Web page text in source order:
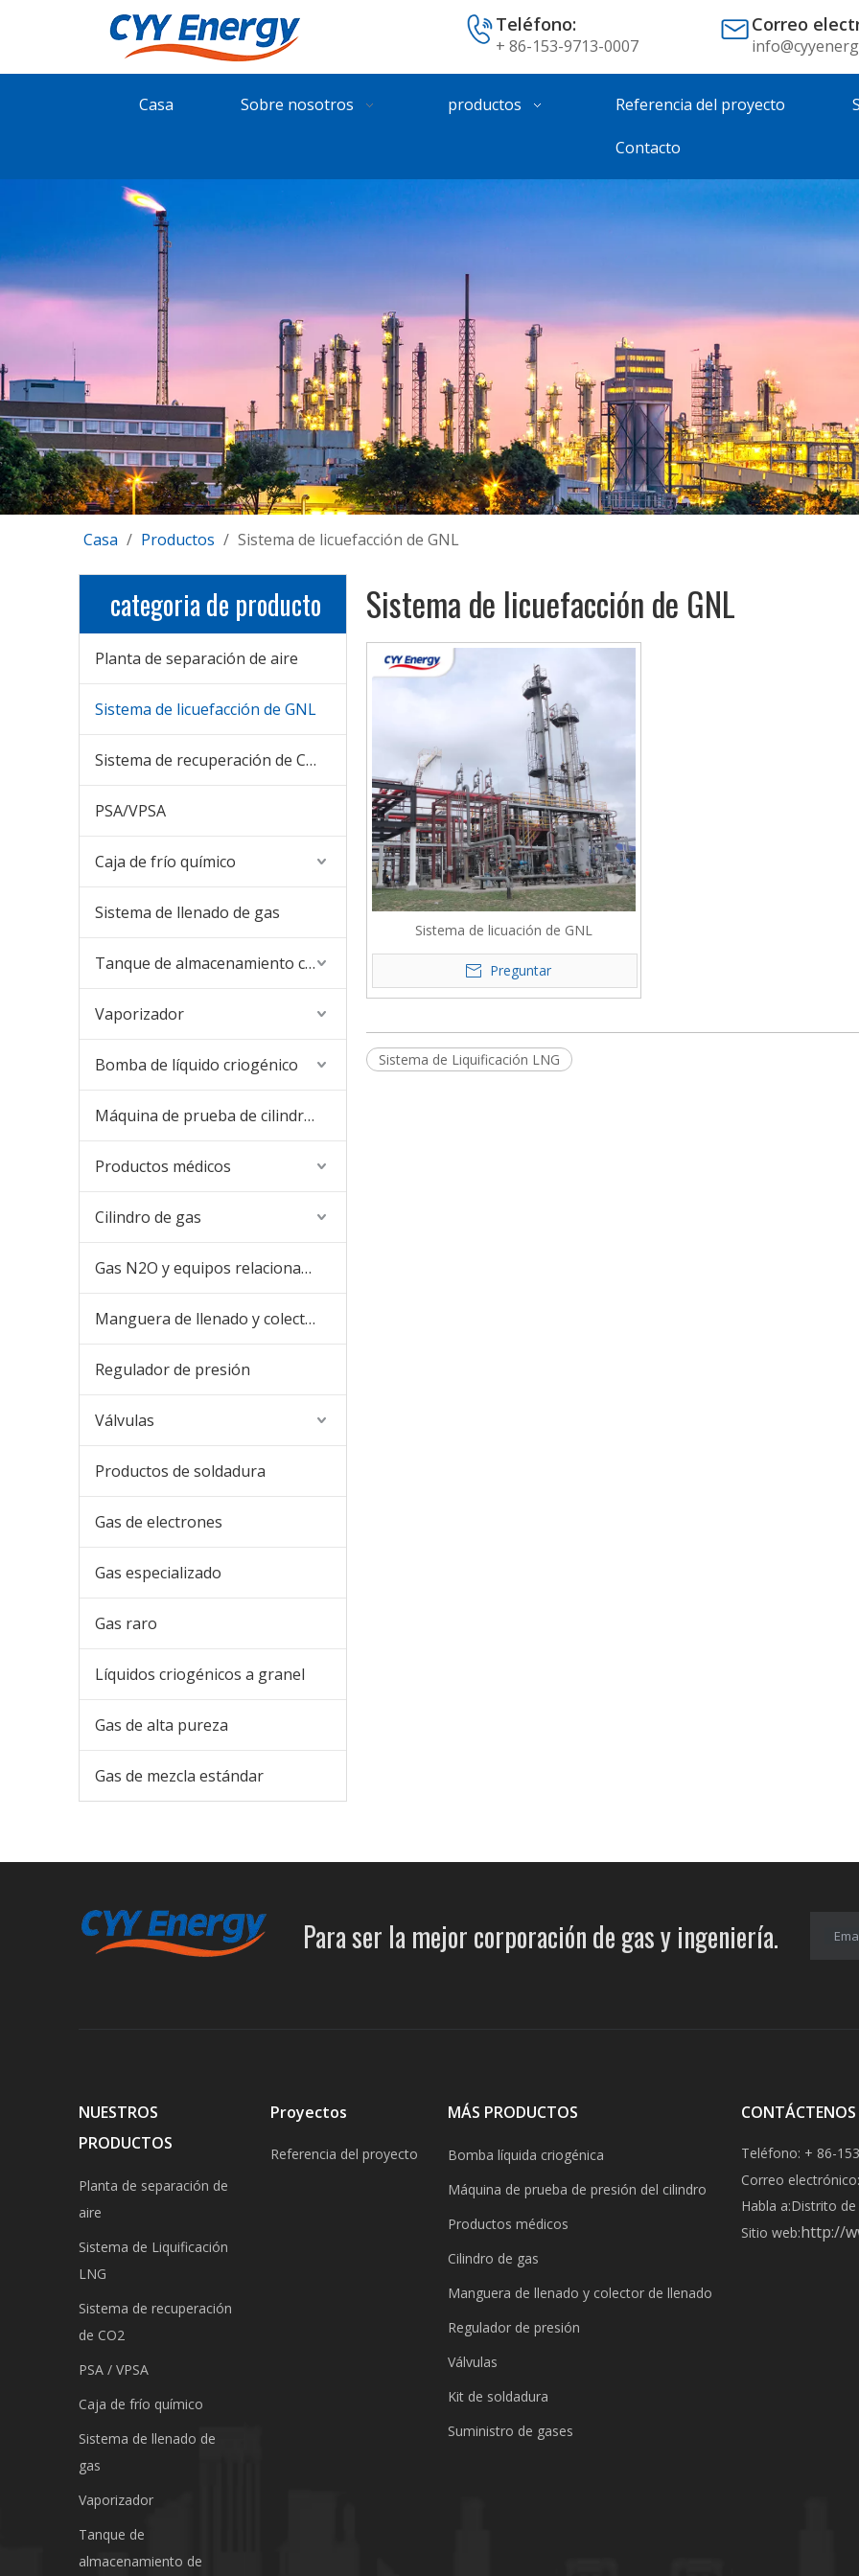
Teléfono:
+ 86-153-9713-0007
Correo
Casa Sobre nosotros productos Referencia del proyecto
Contacto
Casa / Productos / Sistema de licuefacción de GNL
categoria de producto
Planta de separación de aire
Sistema de licuefacción de GNL
Sistema de recuperación de CO2
PSA/VPSA
Caja de frío químico
Sistema de llenado de gas
Tanque de almacenamiento criogénico
Vaporizador
Bomba de líquido criogénico
Máquina de prueba de cilindros
Productos médicos
Cilindro de gas
Gas N2O y equipos relacionados
Manguera de llenado y colector de llenado
Regulador de presión
Válvulas
Productos de soldadura
Gas de electrones
Gas especializado
Gas raro
Líquidos criogénicos a granel
Gas de alta pureza
Gas de mezcla estándar
Sistema de licuefacción de GNL
Sistema de licuación de GNL
Preguntar
Sistema de Liquificación LNG
Para ser la mejor corporación de gas y ingeniería.
NUESTROS
PRODUCTOS
Planta de separación de
aire
Sistema de Liquificación
LNG
Sistema de recuperación
de CO2
PSA / VPSA
Caja de frío químico
Sistema de llenado de
gas
Vaporizador
Tanque de
almacenamiento de
Proyectos
Referencia del proyecto
MÁS PRODUCTOS
Bomba líquida criogénica
Máquina de prueba de presión del cilindro
Productos médicos
Cilindro de gas
Manguera de llenado y colector de llenado
Regulador de presión
Válvulas
Kit de soldadura
Suministro de gases
CONTÁCTENOS
Teléfono: + 86-
Correo electrónico:
Habla a:Distrito de
Sitio web:http://